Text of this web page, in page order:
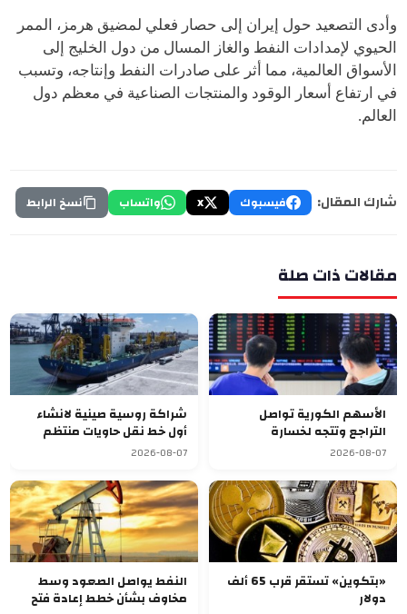
وأدى التصعيد حول إيران إلى حصار فعلي لمضيق هرمز، الممر
الحيوي لإمدادات النفط والغاز المسال من دول الخليج إلى
الأسواق العالمية، مما أثر على صادرات النفط وإنتاجه، وتسبب
في ارتفاع أسعار الوقود والمنتجات الصناعية في معظم دول
العالم.
شارك المقال: فيسبوك X واتساب نسخ الرابط
مقالات ذات صلة
الأسهم الكورية تواصل
التراجع وتتجه لخسارة
أسبوعية سابعة
2026-08-07
شراكة روسية صينية لانشاء
أول خط نقل حاويات منتظم
يربط آسيا بأوروبا
2026-08-07
«بتكوين» تستقر قرب 65 ألف
دولار
النفط يواصل الصعود وسط
مخاوف بشأن خطط إعادة فتح